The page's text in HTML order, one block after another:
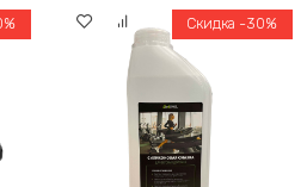
Скидка -30%